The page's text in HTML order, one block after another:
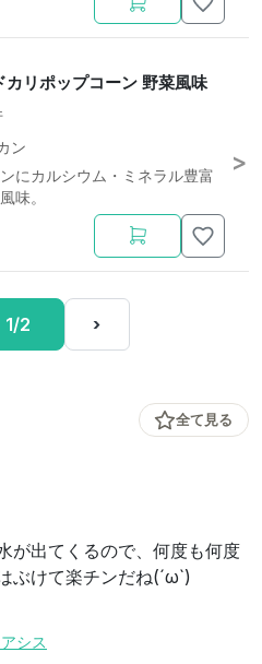
カリポップコーン 野菜風味
ン
にカルシウム・ミネラル豊富
味。
1/2 ›
全て見る
が出てくるので、何度も何度
ぶけて楽チンだね(´ω`)
シス